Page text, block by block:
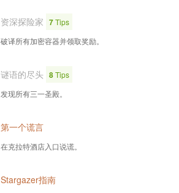
资深探险家 7Tips
破译所有加密容器并领取奖励。
谜语的尽头 8Tips
发现所有三一圣殿。
第一个谎言
在克拉特酒店入口说谎。
Stargazer指南